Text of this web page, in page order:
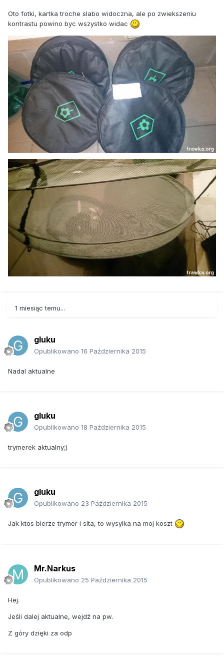
Oto fotki, kartka troche slabo widoczna, ale po zwiekszeniu
kontrastu powino byc wszystko widac
1 miesiąc temu...
gluku
Opublikowano 16 Października 2015
Nadal aktualne
gluku
Opublikowano 18 Października 2015
trymerek aktualny;)
gluku
Opublikowano 23 Października 2015
Jak ktos bierze trymer i sita, to wysylka na moj koszt
Mr.Narkus
Opublikowano 25 Października 2015
Hej.
Jeśli dalej aktualne, wejdź na pw.
Z góry dzięki za odp